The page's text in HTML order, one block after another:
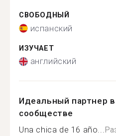
СВОБОДНЫЙ
испанский
ИЗУЧАЕТ
английский
Идеальный партнер
сообществе
Una chica de 16 año...